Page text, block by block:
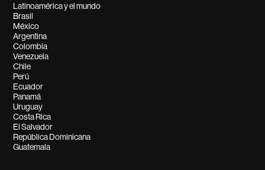
Latinoamérica y el mundo
Brasil
México
Argentina
Colombia
Venezuela
Chile
Perú
Ecuador
Panamá
Uruguay
Costa Rica
El Salvador
República Dominicana
Guatemala